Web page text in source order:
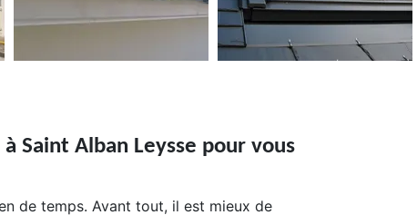
Saint Alban Leysse pour vous
de temps. Avant tout, il est mieux de